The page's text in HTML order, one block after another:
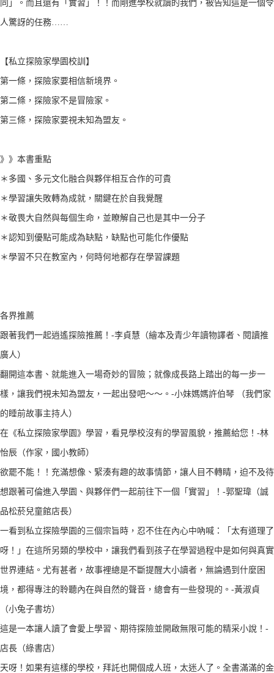
同」。而且還有「實習」！！而剛進學校就讀的我們，被告知這是一個令
人驚訝的任務……
【私立探險家學園校訓】
第一條，探險家要相信新境界。
第二條，探險家不是冒險家。
第三條，探險家要視未知為盟友。
》》本書重點
＊多國、多元文化融合與夥伴相互合作的可貴
＊學習讓失敗轉為成就，關鍵在於自我覺醒
＊敬畏大自然與每個生命，並瞭解自己也是其中一分子
＊認知到優點可能成為缺點，缺點也可能化作優點
＊學習不只在教室內，何時何地都存在學習課題
各界推薦
跟著我們一起逍遙探險推薦！-李貞慧（繪本及青少年讀物譯者、閱讀推
廣人）
翻開這本書、就能進入一場奇妙的冒險；就像成長路上踏出的每一步一
樣，讓我們視未知為盟友，一起出發吧～～。-小妹媽媽許伯琴 （我們家
的睡前故事主持人）
在《私立探險家學園》學習，看見學校沒有的學習風貌，推薦給您！-林
怡辰（作家，國小教師）
欲罷不能！！充滿想像、緊湊有趣的故事情節，讓人目不轉睛，迫不及待
想跟著可倫進入學園、與夥伴們一起前往下一個「實習」！-郭聖瑋（誠
品松菸兒童館店長）
一看到私立探險學園的三個宗旨時，忍不住在內心中吶喊：「太有道理了
呀！」在這所另類的學校中，讓我們看到孩子在學習過程中是如何與真實
世界連結。尤有甚者，故事裡總是不斷提醒大小讀者，無論遇到什麼困
境，都得專注的聆聽內在與自然的聲音，總會有一些發現的。-黃淑貞
（小兔子書坊）
這是一本讓人讀了會愛上學習、期待探險並開啟無限可能的精采小說！-
店長（綠書店）
天呀！如果有這樣的學校，拜託也開個成人班，太迷人了。全書滿滿的金